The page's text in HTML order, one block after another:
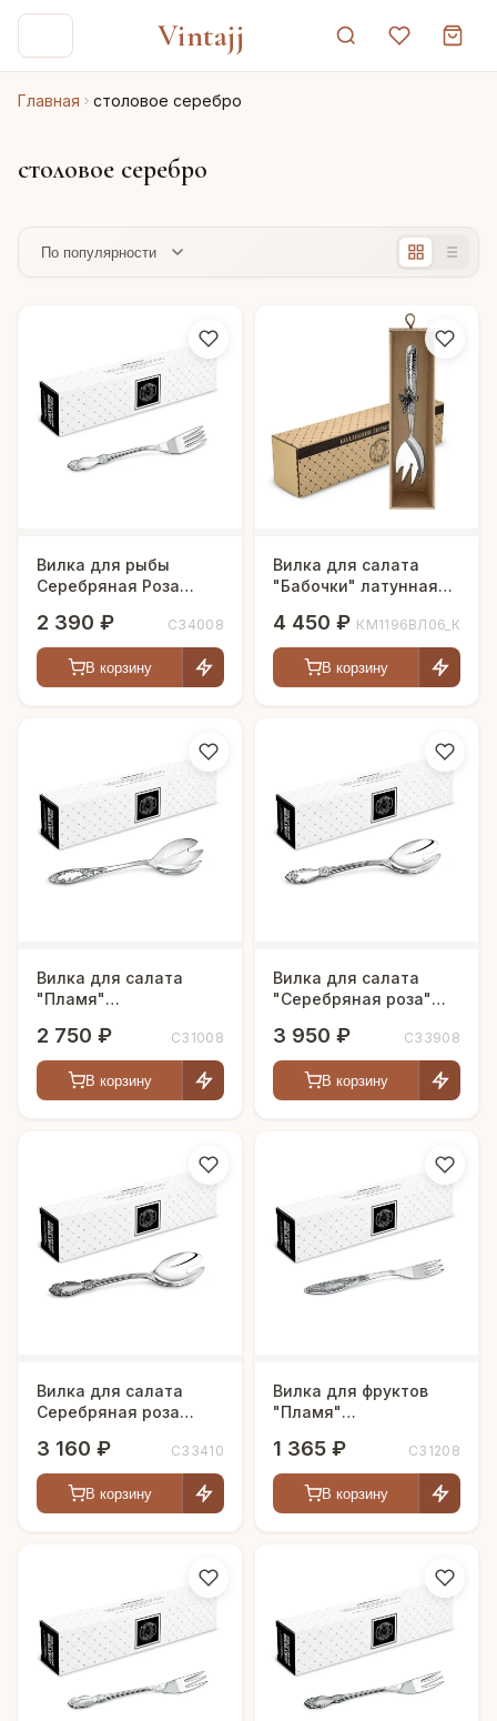
Vintajj
Главная столовое серебро
столовое серебро
Вилка для рыбы
Серебряная Роза
2 390 ₽ С34008
В корзину
Вилка для салата
"Бабочки" латунная
чернением кованая
4 450 ₽ КМ1196ВЛ06_К
В корзину
Вилка для салата
"Пламя"
чернью
2 750 ₽ С31008
В корзину
Вилка для салата
"Серебряная роза"
3 950 ₽ С33908
В корзину
Вилка для салата
Серебряная роза
чернью
3 160 ₽ С33410
В корзину
Вилка для фруктов
"Пламя"
чернью
1 365 ₽ С31208
В корзину